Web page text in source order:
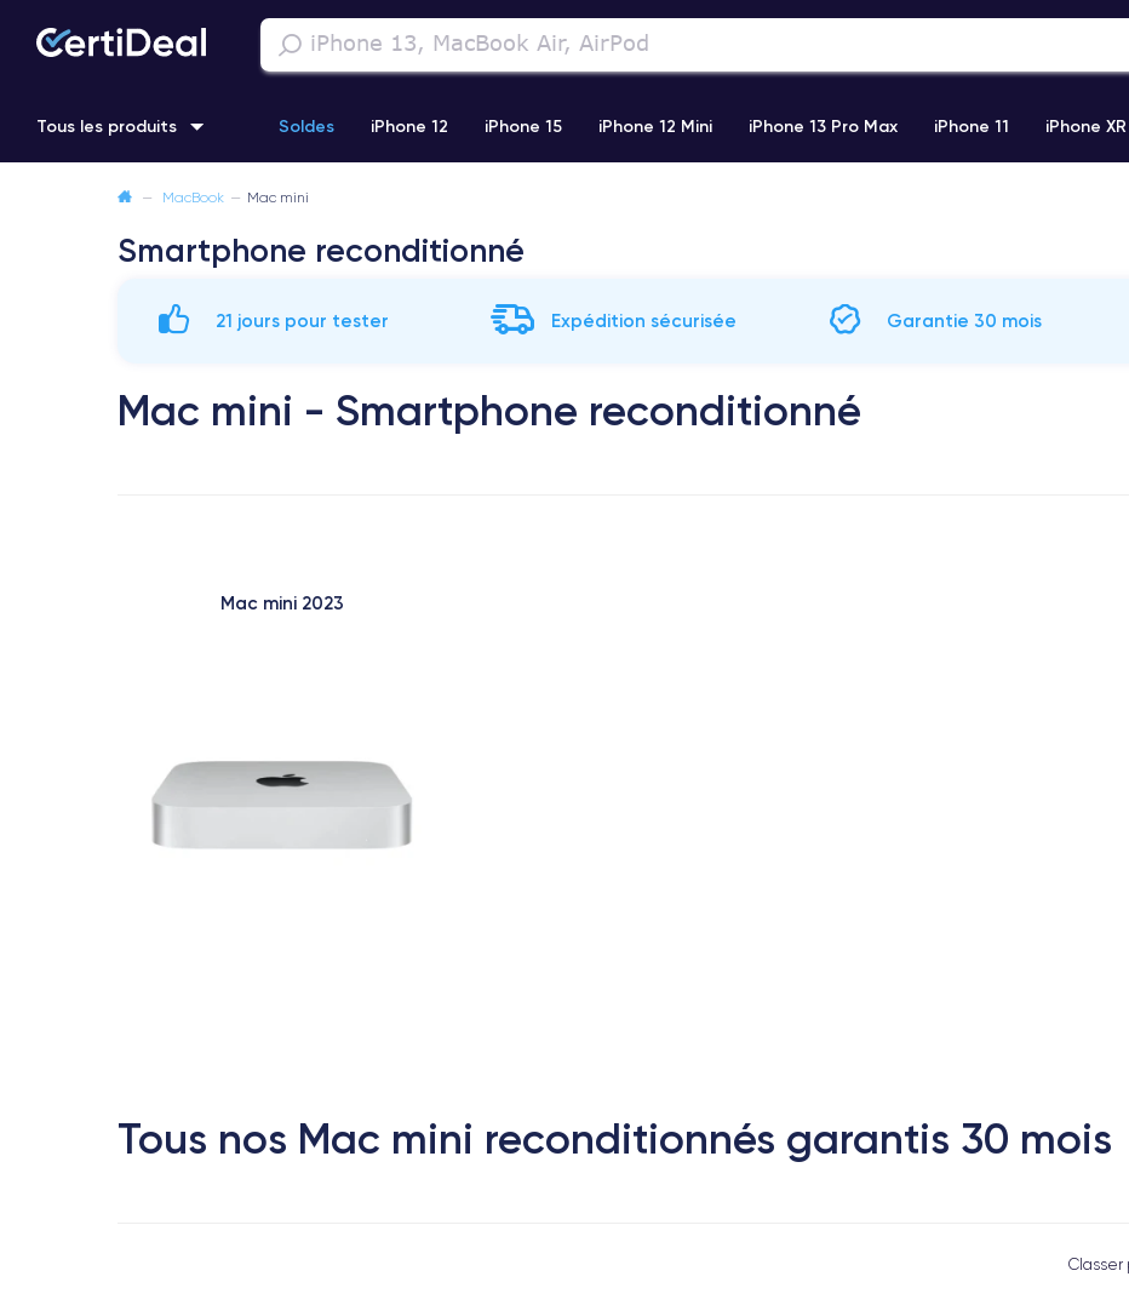
Tous les produits Soldes iPhone 12 iPhone 15 iPhone 12 Mini iPhone 13 Pro Max iPhone 11 iPhone XR
iPhone 11 Pro Samsung Galaxy S22
— MacBook — Mac mini
Smartphone reconditionné
21 jours pour tester Expédition sécurisée Garantie 30 mois
Mac mini - Smartphone reconditionné
Mac mini 2023
Tous nos Mac mini reconditionnés garantis 30 mois
Classer